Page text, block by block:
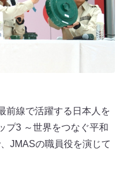
前線で活躍する日本人を
プ3 ～世界をつなぐ平和
JMASの職員役を演じて